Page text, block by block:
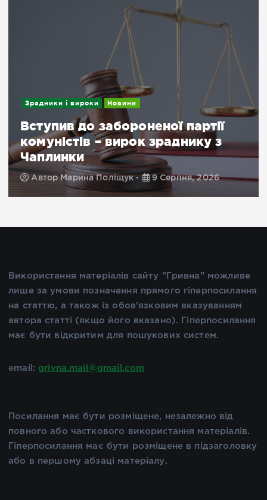
Зрадники і вироки Новини
Вступив до забороненої партії
комуністів – вирок зраднику з
Чаплинки
Автор Марина Поліщук 9 Серпня, 2026
Використання матеріалів сайту "Гривна" можливе
лише за умови позначення прямого гіперпосилання
на статтю, а також із обов'язковим вказуванням
автора статті (якщо його вказано). Гіперпосилання
має бути відкритим для пошукових систем.
email: grivna.mail@gmail.com
Посилання має бути розміщене, незалежно від
повного або часткового використання матеріалів.
Гіперпосилання має бути розміщене в підзаголовку
або в першому абзаці матеріалу.